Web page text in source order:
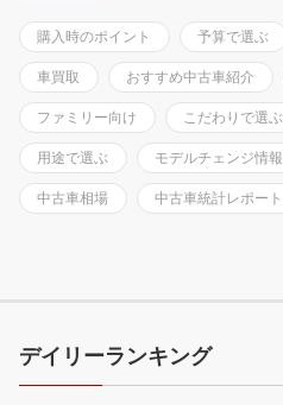
購入時のポイント 予算で選ぶ
車買取 おすすめ中古車紹介
ファミリー向け こだわりで選ぶ
用途で選ぶ モデルチェンジ情報
中古車相場 中古車統計レポート
デイリーランキング